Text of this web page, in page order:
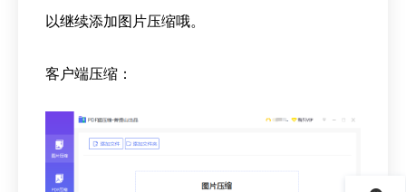
以继续添加图片压缩哦。
客户端压缩：